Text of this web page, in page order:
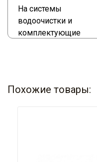
На системы
водоочистки и
комплектующие
Похожие товары: